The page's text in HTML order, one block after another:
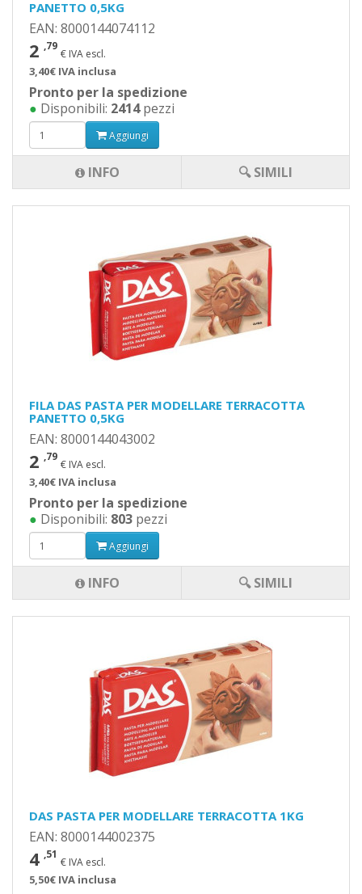
PANETTO 0,5KG
EAN: 8000144074112
2 ,79
€ IVA escl.
3,40€ IVA inclusa
Pronto per la spedizione
● Disponibili: 2414pezzi
Aggiungi
INFO 🔍 SIMILI
FILA DAS PASTA PER MODELLARE TERRACOTTA
PANETTO 0,5KG
EAN: 8000144043002
2 ,79
€ IVA escl.
3,40€ IVA inclusa
Pronto per la spedizione
● Disponibili: 803 pezzi
Aggiungi
INFO 🔍 SIMILI
DAS PASTA PER MODELLARE TERRACOTTA 1KG
EAN: 8000144002375
4 ,51
€ IVA escl.
5,50€ IVA inclusa